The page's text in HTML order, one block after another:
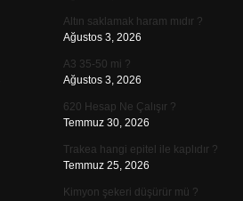
Altın saklamak haram mıdır ?
Ağustos 3, 2026
A3 35-50 mi ?
Ağustos 3, 2026
620 Hesap Ne Çalışır ?
Temmuz 30, 2026
Trakea hangi epitel ile kaplıdır ?
Temmuz 25, 2026
Kimyon şekeri düşürür mü ?